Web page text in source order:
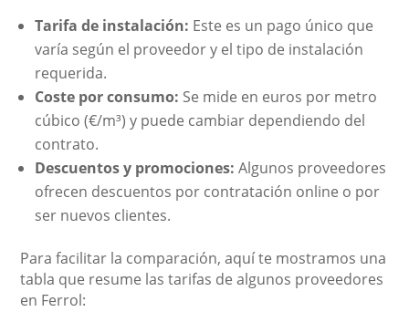
Tarifa de instalación: Este es un pago único que
varía según el proveedor y el tipo de instalación
requerida.
Coste por consumo: Se mide en euros por metro
cúbico (€/m³) y puede cambiar dependiendo del
contrato.
Descuentos y promociones: Algunos proveedores
ofrecen descuentos por contratación online o por
ser nuevos clientes.
Para facilitar la comparación, aquí te mostramos una
tabla que resume las tarifas de algunos proveedores
en Ferrol: